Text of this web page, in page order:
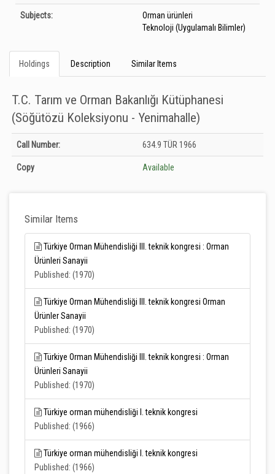
Subjects:
Orman ürünleri
Teknoloji (Uygulamalı Bilimler)
Holdings Description Similar Items
T.C. Tarım ve Orman Bakanlığı Kütüphanesi
(Söğütözü Koleksiyonu - Yenimahalle)
Holdings details from T.C. Tarım ve Orman Bakanlığı Kütüphanesi (Söğütözü
Koleksiyonu - Yenimahalle): Unknown
Call Number: 634.9 TÜR 1966
Copy Available
Similar Items
Türkiye Orman Mühendisliği III. teknik kongresi : Orman
Ürünleri Sanayii
Published: (1970)
Türkiye Orman Mühendisliği III. teknik kongresi Orman
Ürünler Sanayii
Published: (1970)
Türkiye Orman Mühendisliği III. teknik kongresi : Orman
Ürünleri Sanayii
Published: (1970)
Türkiye orman mühendisliği I. teknik kongresi
Published: (1966)
Türkiye orman mühendisliği I. teknik kongresi
Published: (1966)